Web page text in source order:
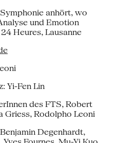
anhört, wo
und Emotion
Heures, Lausanne
Yi-Fen Lin
des FTS, Robert
Griess, Rodolpho Leoni
Degenhardt,